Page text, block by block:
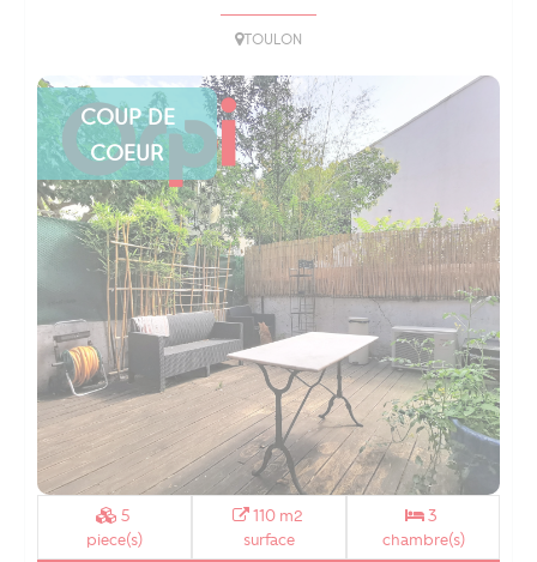
TOULON
COUP DE
COEUR
5
piece(s)
110 m2
surface
3
chambre(s)